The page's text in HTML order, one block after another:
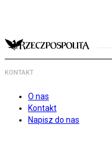
KONTAKT
O nas
Kontakt
Napisz do nas